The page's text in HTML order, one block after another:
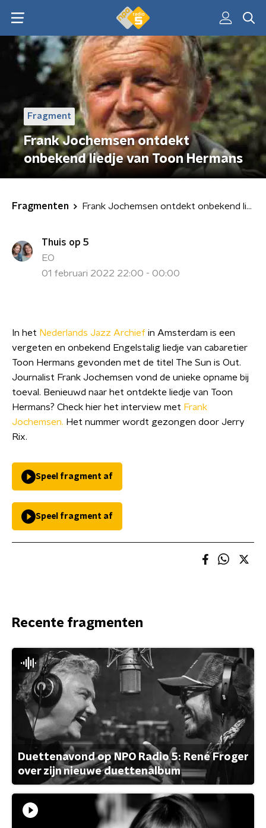
Fragment
Frank Jochemsen ontdekt
onbekend liedje van Toon Hermans
Fragmenten Frank Jochemsen ontdekt onbekend liedje van Toon Hermans
Thuis op 5
EO
01 februari 2022 22:00 - 00:00
In het Nederlands Jazz Archief in Amsterdam is een
vergeten en onbekend Engelstalig liedje van cabaretier
Toon Hermans gevonden met de titel The Sun is Out.
Journalist Frank Jochemsen vond de unieke opname bij
toeval. Benieuwd naar het ontdekte liedje van Toon
Hermans? Check hier het interview met Frank
Jochemsen. Het nummer wordt gezongen door Jerry
Rix.
Speel fragment af
Speel fragment af
Recente fragmenten
Duettenavond op NPO Radio 5: René Froger
over zijn nieuwe duettenalbum